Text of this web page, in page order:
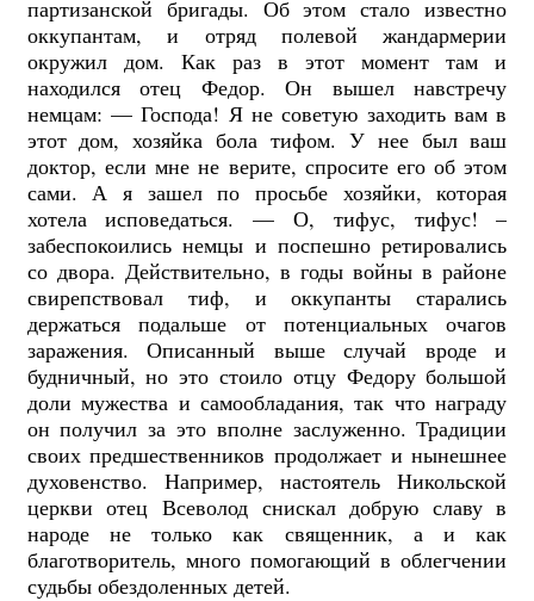
партизанской бригады. Об этом стало известно
оккупантам, и отряд полевой жандармерии
окружил дом. Как раз в этот момент там и
находился отец Федор. Он вышел навстречу
немцам: — Господа! Я не советую заходить вам в
этот дом, хозяйка бола тифом. У нее был ваш
доктор, если мне не верите, спросите его об этом
сами. А я зашел по просьбе хозяйки, которая
хотела исповедаться. — О, тифус, тифус! –
забеспокоились немцы и поспешно ретировались
со двора. Действительно, в годы войны в районе
свирепствовал тиф, и оккупанты старались
держаться подальше от потенциальных очагов
заражения. Описанный выше случай вроде и
будничный, но это стоило отцу Федору большой
доли мужества и самообладания, так что награду
он получил за это вполне заслуженно. Традиции
своих предшественников продолжает и нынешнее
духовенство. Например, настоятель Никольской
церкви отец Всеволод снискал добрую славу в
народе не только как священник, а и как
благотворитель, много помогающий в облегчении
судьбы обездоленных детей.